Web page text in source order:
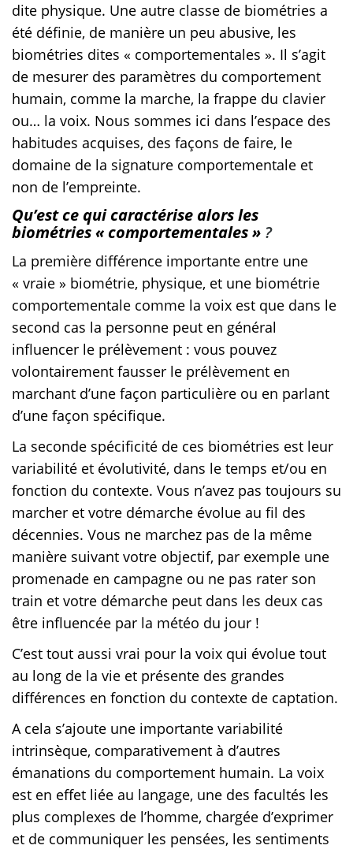
dite physique. Une autre classe de biométries a
été définie, de manière un peu abusive, les
biométries dites « comportementales ». Il s’agit
de mesurer des paramètres du comportement
humain, comme la marche, la frappe du clavier
ou… la voix. Nous sommes ici dans l’espace des
habitudes acquises, des façons de faire, le
domaine de la signature comportementale et
non de l’empreinte.
Qu’est ce qui caractérise alors les
biométries « comportementales » ?
La première différence importante entre une
« vraie » biométrie, physique, et une biométrie
comportementale comme la voix est que dans le
second cas la personne peut en général
influencer le prélèvement : vous pouvez
volontairement fausser le prélèvement en
marchant d’une façon particulière ou en parlant
d’une façon spécifique.
La seconde spécificité de ces biométries est leur
variabilité et évolutivité, dans le temps et/ou en
fonction du contexte. Vous n’avez pas toujours su
marcher et votre démarche évolue au fil des
décennies. Vous ne marchez pas de la même
manière suivant votre objectif, par exemple une
promenade en campagne ou ne pas rater son
train et votre démarche peut dans les deux cas
être influencée par la météo du jour !
C’est tout aussi vrai pour la voix qui évolue tout
au long de la vie et présente des grandes
différences en fonction du contexte de captation.
A cela s’ajoute une importante variabilité
intrinsèque, comparativement à d’autres
émanations du comportement humain. La voix
est en effet liée au langage, une des facultés les
plus complexes de l’homme, chargée d’exprimer
et de communiquer les pensées, les sentiments